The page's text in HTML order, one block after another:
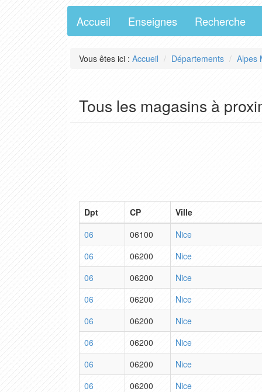
Accueil Enseignes Recherche
Vous êtes ici : Accueil Départements Alpes
Tous les magasins à
Dpt CP
Ville
06
06100
Nice
06
06200
Nice
06
06200
Nice
06
06200
Nice
06
06200
Nice
06
06200
Nice
06
06200
Nice
06
06200
Nice